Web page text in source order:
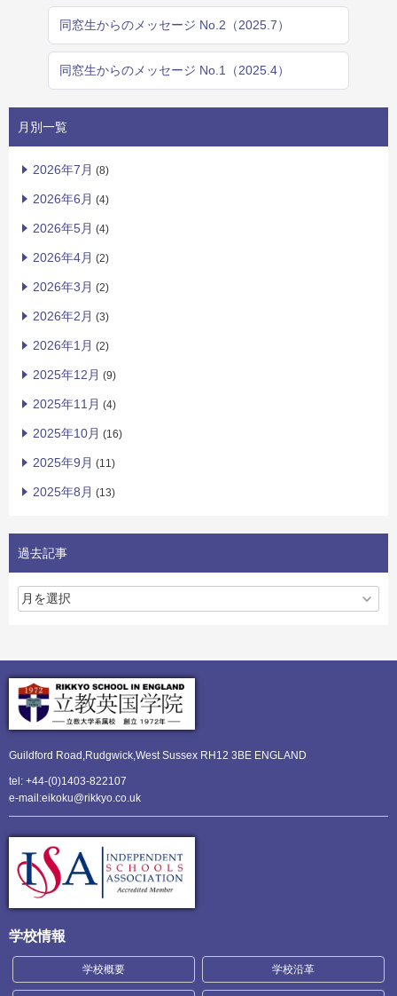
同窓生からのメッセージ No.2（2025.7）
同窓生からのメッセージ No.1（2025.4）
月別一覧
2026年7月 (8)
2026年6月 (4)
2026年5月 (4)
2026年4月 (2)
2026年3月 (2)
2026年2月 (3)
2026年1月 (2)
2025年12月 (9)
2025年11月 (4)
2025年10月 (16)
2025年9月 (11)
2025年8月 (13)
過去記事
Guildford Road,Rudgwick,West Sussex RH12 3BE ENGLAND
tel: +44-(0)1403-822107
e-mail:eikoku@rikkyo.co.uk
学校情報
学校概要 学校沿革